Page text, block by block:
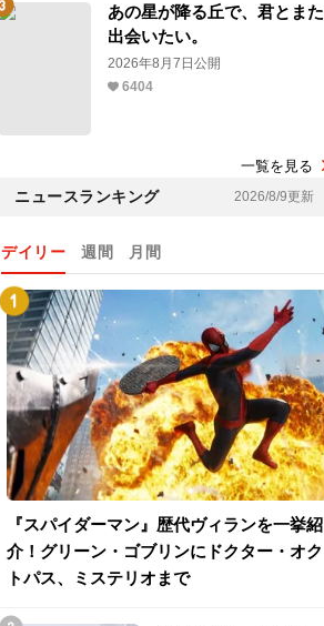
あの星が降る丘で、君とまた
出会いたい。
2026年8月7日公開
6404
一覧を見る
ニュースランキング 2026/8/9更新
デイリー 週間 月間
『スパイダーマン』歴代ヴィランを一挙紹
介！グリーン・ゴブリンにドクター・オク
トパス、ミステリオまで